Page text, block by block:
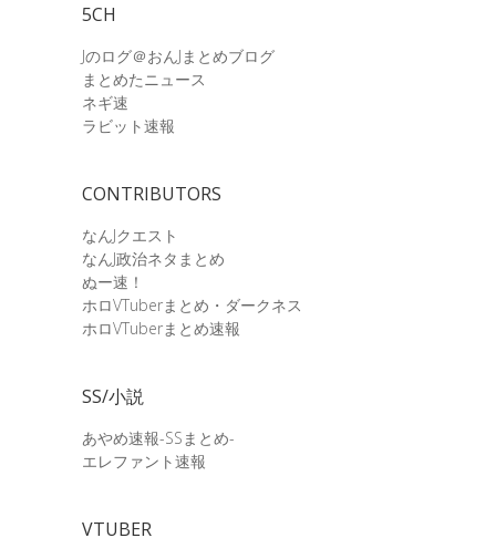
5CH
Jのログ＠おんJまとめブログ
まとめたニュース
ネギ速
ラビット速報
CONTRIBUTORS
なんJクエスト
なんJ政治ネタまとめ
ぬー速！
ホロVTuberまとめ・ダークネス
ホロVTuberまとめ速報
SS/小説
あやめ速報-SSまとめ-
エレファント速報
VTUBER